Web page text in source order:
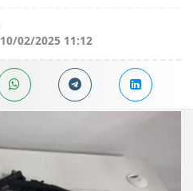
10/02/2025 11:12